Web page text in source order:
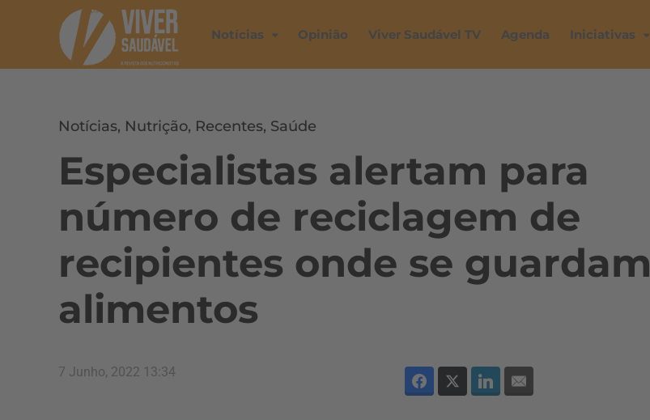
Notícias Opinião Viver Saudável TV Agenda Iniciativas
Notícias, Nutrição, Recentes, Saúde
Especialistas alertam para
número de reciclagem de
recipientes onde se guardam
alimentos
7 Junho, 2022 13:34